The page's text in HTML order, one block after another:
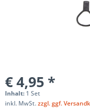
€ 4,95 *
Inhalt: 1 Set
inkl. MwSt.zzgl. ggf.